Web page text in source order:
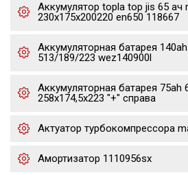
Аккумулятор topla top jis 65 ач
230x175x200220 en650 118667
Аккумуляторная батарея
513/189/223 wez140900l
Аккумуляторная батарея 75ah
258x174,5x223 "+" справа
Актуатор турбокомпрессора
Амортизатор 1110956sx